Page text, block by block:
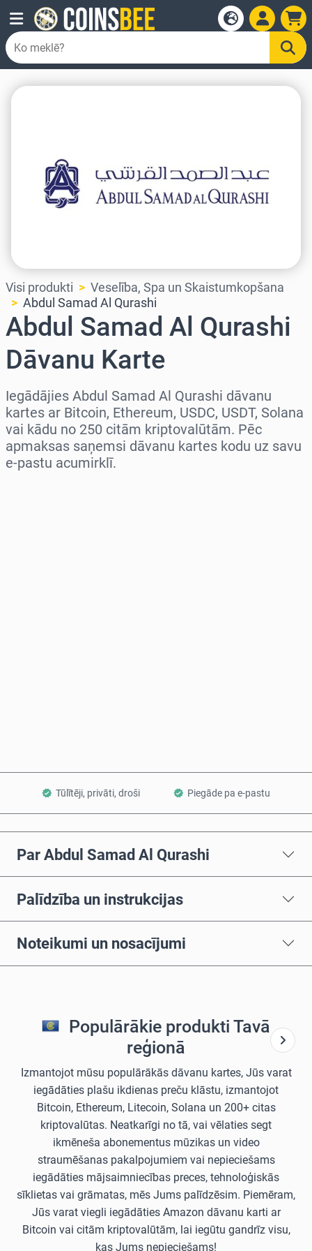
Visi produkti
Veselība, Spa un Skaistumkopšana
Abdul Samad Al Qurashi
Abdul Samad Al Qurashi
Dāvanu Karte
Iegādājies Abdul Samad Al Qurashi dāvanu
kartes ar Bitcoin, Ethereum, USDC, USDT, Solana
vai kādu no 250 citām kriptovalūtām. Pēc
apmaksas saņemsi dāvanu kartes kodu uz savu
e-pastu acumirklī.
Tūlītēji, privāti, droši Piegāde pa e-pastu
Par Abdul Samad Al Qurashi
Palīdzība un instrukcijas
Noteikumi un nosacījumi
Populārākie produkti Tavā
reģionā
Izmantojot mūsu populārākās dāvanu kartes, Jūs varat
iegādāties plašu ikdienas preču klāstu, izmantojot
Bitcoin, Ethereum, Litecoin, Solana un 200+ citas
kriptovalūtas. Neatkarīgi no tā, vai vēlaties segt
ikmēneša abonementus mūzikas un video
straumēšanas pakalpojumiem vai nepieciešams
iegādāties mājsaimniecības preces, tehnoloģiskās
sīklietas vai grāmatas, mēs Jums palīdzēsim. Piemēram,
Jūs varat viegli iegādāties Amazon dāvanu karti ar
Bitcoin vai citām kriptovalūtām, lai iegūtu gandrīz visu,
kas Jums nepieciešams!